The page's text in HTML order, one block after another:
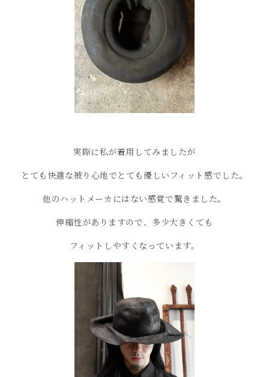
実際に私が着用してみましたが
とても快適な被り心地でとても優しいフィット感でした。
他のハットメーカにはない感覚で驚きました。
伸縮性がありますので、多少大きくても
フィットしやすくなっています。